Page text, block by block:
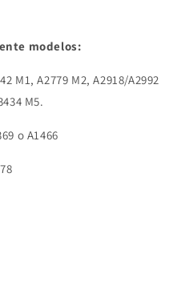
modelos:
M1, A2779 M2, A2918/A2992
M5.
o A1466